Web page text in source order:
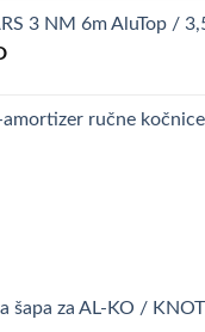
3 NM 6m AluTop /
amortizer ručne
šapa za AL-KO /